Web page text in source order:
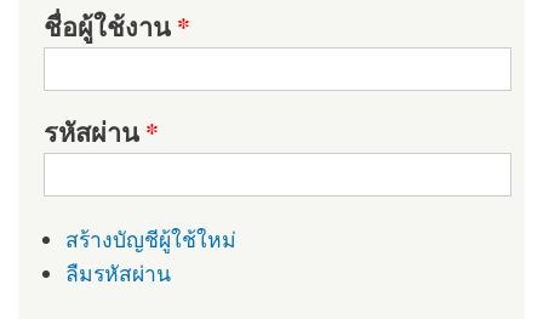
ชื่อผู้ใช้งาน*
รหัสผ่าน*
สร้างบัญชีผู้ใช้ใหม่
ลืมรหัสผ่าน